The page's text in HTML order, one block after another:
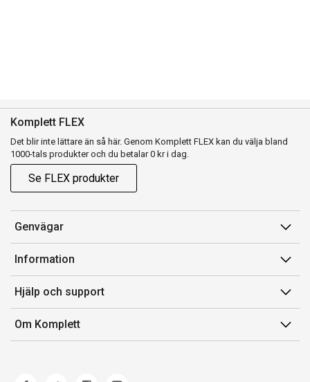
Komplett FLEX
Det blir inte lättare än så här. Genom Komplett FLEX kan du välja bland
1000-tals produkter och du betalar 0 kr i dag.
Se FLEX produkter
Genvägar
Konto
Orderhistorik
Presentkort
Komplett Club
Information
Försäljningsvillkor
Medlemsvillkor for Komplett Club
Lediga tjänster
Hjälp och support
Kontakta oss
Kundservice
Om Komplett